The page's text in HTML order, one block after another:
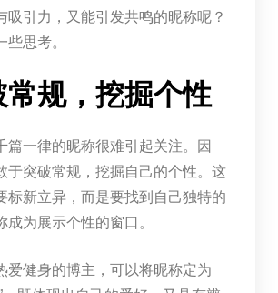
吸引力，又能引发共鸣的昵称呢？
些思考。
常规，挖掘个性
篇一律的昵称很难引起关注。因
于突破常规，挖掘自己的个性。这
标新立异，而是要找到自己独特的
成为展示个性的窗口。
爱健身的博主，可以将昵称定为